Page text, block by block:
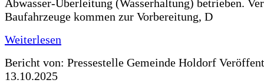
Abwasser-Überleitung (Wasserhaltung) betrieben.
Baufahrzeuge kommen zur Vorbereitung, D
Weiterlesen
Bericht von: Pressestelle Gemeinde Holdorf
13.10.2025